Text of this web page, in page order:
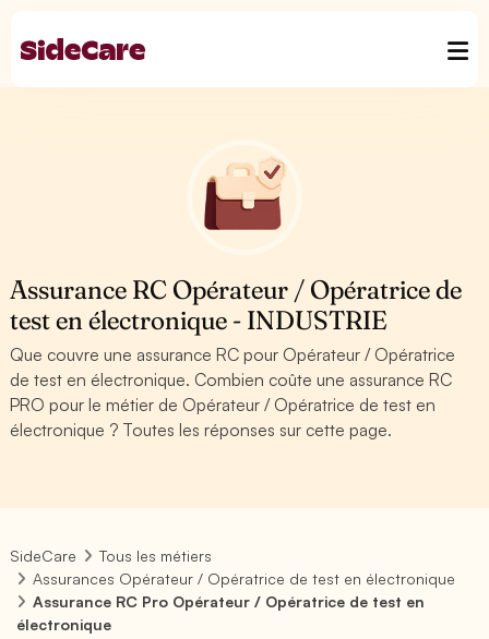
Assurance RC Opérateur / Opératrice de
test en électronique - INDUSTRIE
Que couvre une assurance RC pour Opérateur / Opératrice
de test en électronique. Combien coûte une assurance RC
PRO pour le métier de Opérateur / Opératrice de test en
électronique ? Toutes les réponses sur cette page.
SideCare
Tous les métiers
Assurances Opérateur / Opératrice de test en électronique
Assurance RC Pro Opérateur / Opératrice de test en
électronique